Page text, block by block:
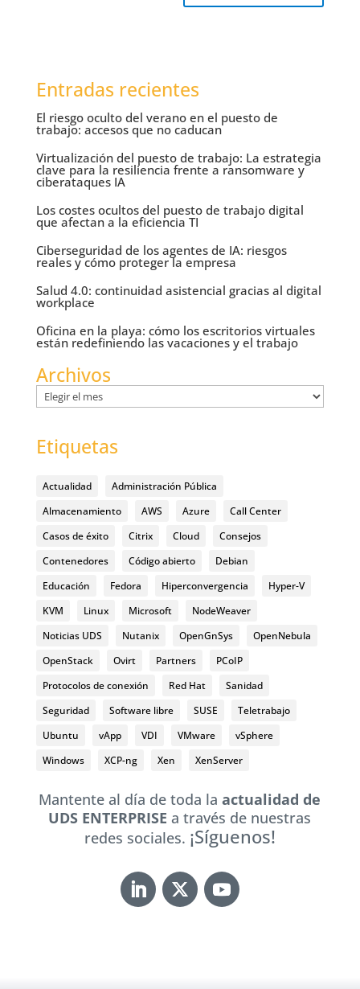
Entradas recientes
El riesgo oculto del verano en el puesto de
trabajo: accesos que no caducan
Virtualización del puesto de trabajo: La estrategia
clave para la resiliencia frente a ransomware y
ciberataques IA
Los costes ocultos del puesto de trabajo digital
que afectan a la eficiencia TI
Ciberseguridad de los agentes de IA: riesgos
reales y cómo proteger la empresa
Salud 4.0: continuidad asistencial gracias al digital
workplace
Oficina en la playa: cómo los escritorios virtuales
están redefiniendo las vacaciones y el trabajo
Archivos
Archivos
Etiquetas
Actualidad
Administración Pública
Almacenamiento
AWS Azure
Call Center
Casos de éxito
Citrix Cloud
Consejos
Contenedores
Código abierto
Debian
Educación
Fedora Hiperconvergencia
Hyper-V
KVM
Linux Microsoft
NodeWeaver
Noticias UDS
Nutanix OpenGnSys
OpenNebula
OpenStack
Ovirt Partners
PCoIP
Protocolos de conexión
Red Hat
Sanidad
Seguridad
Software libre SUSE
Teletrabajo
Ubuntu
vApp VDI VMware
vSphere
Windows
XCP-ng Xen XenServer
Mantente al día de toda laactualidad de
UDS ENTERPRISEa través de nuestras
redes sociales. ¡Síguenos!